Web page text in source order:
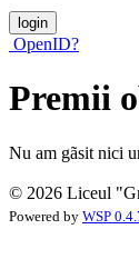
OpenID?
Premii
Nu am gãsit nici
© 2026 Liceul
Powered by WSP